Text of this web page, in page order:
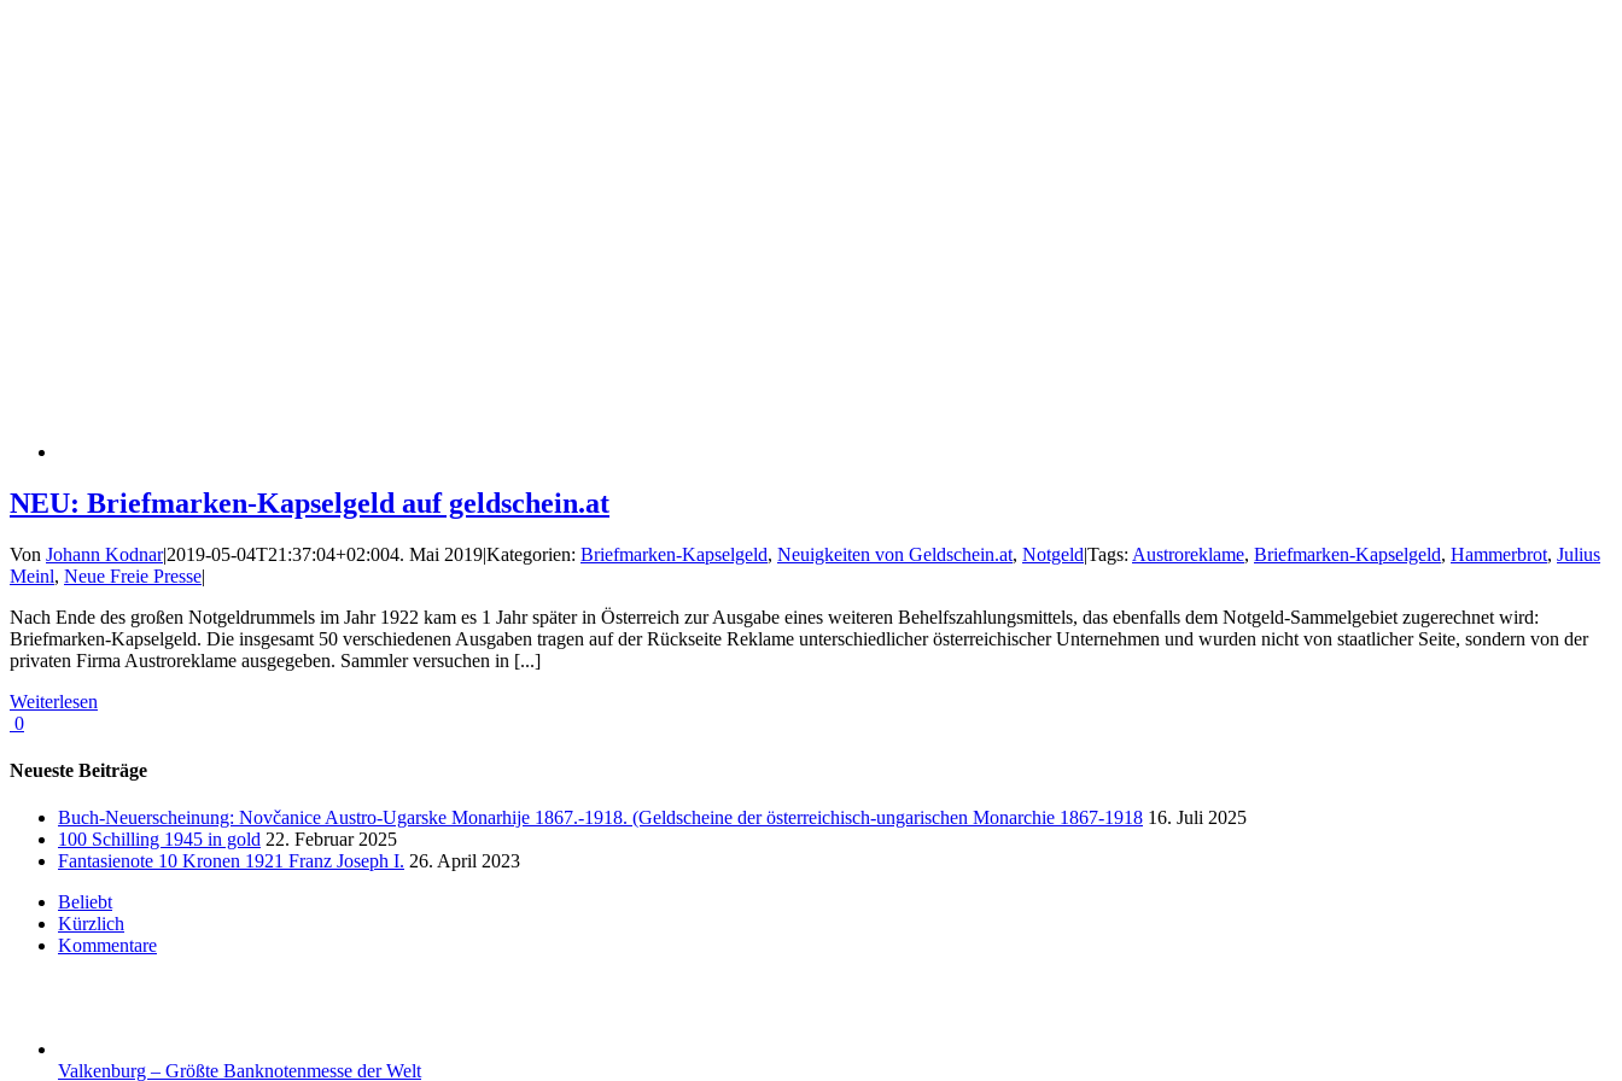
NEU: Briefmarken-Kapselgeld auf geldschein.at
Von Johann Kodnar|2019-05-04T21:37:04+02:004. Mai 2019|Kategorien: Briefmarken-Kapselgeld, Neuigkeiten von Geldschein.at, Notgeld|Tags: Austroreklame, Briefmarken-Kapselgeld, Hammerbrot, Julius
Meinl, Neue Freie Presse|
Nach Ende des großen Notgeldrummels im Jahr 1922 kam es 1 Jahr später in Österreich zur Ausgabe eines weiteren Behelfszahlungsmittels, das ebenfalls dem Notgeld-Sammelgebiet zugerechnet wird:
Briefmarken-Kapselgeld. Die insgesamt 50 verschiedenen Ausgaben tragen auf der Rückseite Reklame unterschiedlicher österreichischer Unternehmen und wurden nicht von staatlicher Seite, sondern von der
privaten Firma Austroreklame ausgegeben. Sammler versuchen in [...]
Weiterlesen
0
Neueste Beiträge
Buch-Neuerscheinung: Novčanice Austro-Ugarske Monarhije 1867.-1918. (Geldscheine der österreichisch-ungarischen Monarchie 1867-1918 16. Juli 2025
100 Schilling 1945 in gold 22. Februar 2025
Fantasienote 10 Kronen 1921 Franz Joseph I. 26. April 2023
Beliebt
Kürzlich
Kommentare
Valkenburg – Größte Banknotenmesse der Welt